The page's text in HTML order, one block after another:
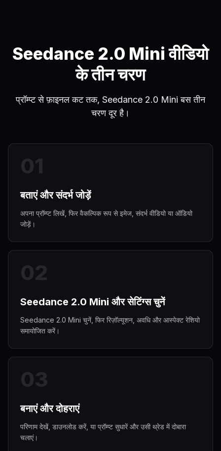
Seedance 2.0 Mini वीडियो
के तीन चरण
प्रॉम्प्ट से फ़ाइनल कट तक, Seedance 2.0 Mini बस तीन
चरण दूर है।
01
बताएं और संदर्भ जोड़ें
अपना प्रॉम्प्ट लिखें, फिर वैकल्पिक रूप से इमेज, संदर्भ वीडियो या ऑडियो
जोड़ें।
02
Seedance 2.0 Mini और सेटिंग्स चुनें
Seedance 2.0 Mini चुनें, फिर रिज़ॉल्यूशन, अवधि और आस्पेक्ट रेशियो
समायोजित करें।
03
बनाएं और दोहराएं
परिणाम देखें, डाउनलोड करें, या प्रॉम्प्ट सुधारें और उसी थ्रेड में दोबारा
चलाएं।